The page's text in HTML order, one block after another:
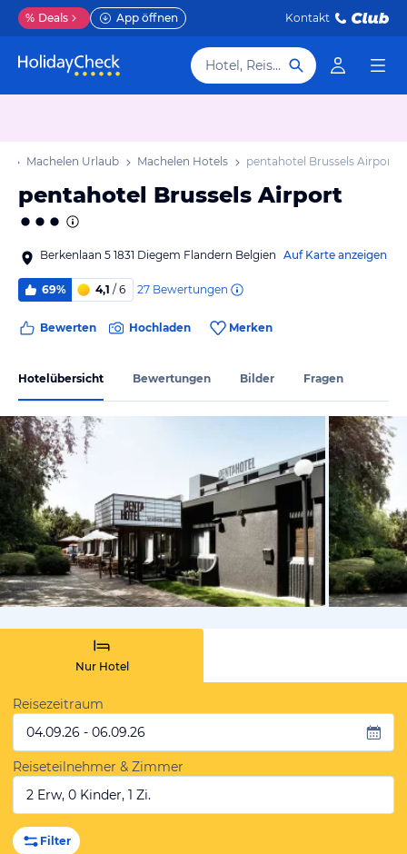
% Deals App öffnen Kontakt
Hotel, Reiseziel
Machelen Urlaub Machelen Hotels pentahotel Brussels Airport
pentahotel Brussels Airport
Berkenlaan 5 1831 Diegem Flandern Belgien Auf Karte anzeigen
69% 4,1 / 6 27 Bewertungen
Bewerten Hochladen Merken
Hotelübersicht Bewertungen Bilder Fragen
vom
Nur Hotel
Reisezeitraum
04.09.26 - 06.09.26
Reiseteilnehmer & Zimmer
2 Erw, 0 Kinder, 1 Zi.
Filter